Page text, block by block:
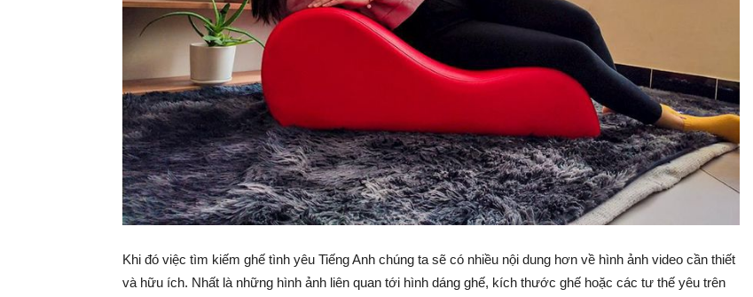
Khi đó việc tìm kiếm ghế tình yêu Tiếng Anh chúng ta sẽ có nhiều nội dung hơn về hình ảnh video cần thiết
và hữu ích. Nhất là những hình ảnh liên quan tới hình dáng ghế, kích thước ghế hoặc các tư thế yêu trên